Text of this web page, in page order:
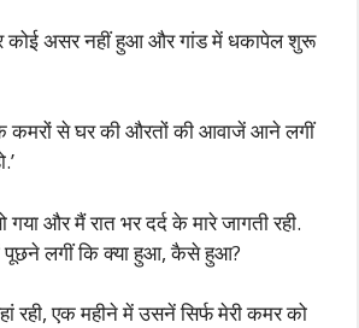
कोई असर नहीं हुआ और गांड में धकापेल शुरू
कमरों से घर की औरतों की आवाजें आने लगीं
गया और मैं रात भर दर्द के मारे जागती रही.
पूछने लगीं कि क्या हुआ, कैसे हुआ?
रही, एक महीने में उसनें सिर्फ मेरी कमर को